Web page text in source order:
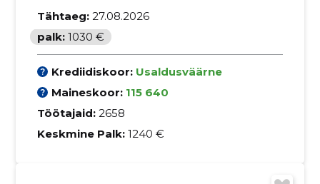
Tähtaeg: 27.08.2026
palk: 1030 €
Krediidiskoor: Usaldusväärne
Maineskoor: 115 640
Töötajaid: 2658
Keskmine Palk: 1240 €